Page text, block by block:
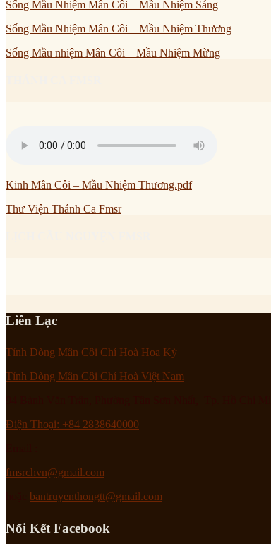
Sống Mầu Nhiệm Mân Côi – Mầu Nhiệm Sáng
Sống Mầu Nhiệm Mân Côi – Mầu Nhiệm Thương
Sống Mầu nhiệm Mân Côi – Mầu Nhiệm Mừng
Kinh Mân Côi – Mầu Nhiệm Thương.pdf
Thư Viện Thánh Ca Fmsr
Liên Lạc
Tỉnh Dòng Mân Côi Chí Hoà Hoa Kỳ
Tỉnh Dòng Mân Côi Chí Hoà Việt Nam
Điện Thoại: +84 2838640000
fmsrchvn@gmail.com
bantruyenthongtt@gmail.com
Nối Kết Facebook